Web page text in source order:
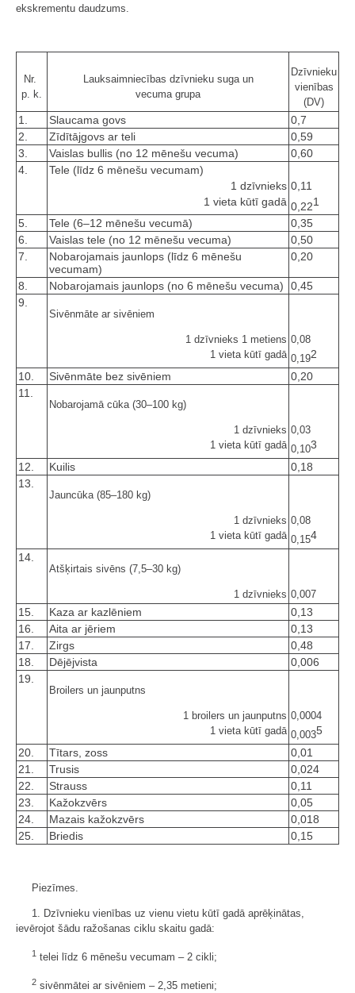
ekskrementu daudzums.
Nr.
p. k.
Lauksaimniecības dzīvnieku suga un
vecuma grupa
Dzīvnieku
vienības
(DV)
1. Slaucama govs
0,7
2.
Zīdītājgovs ar teli
0,59
3.
Vaislas bullis (no 12 mēnešu vecuma)
0,60
4.
Tele (līdz 6 mēnešu vecumam)
1 dzīvnieks 0,11
1 vieta kūtī gadā 0,221
5.
Tele (6–12 mēnešu vecumā)
0,35
6.
Vaislas tele (no 12 mēnešu vecuma)
0,50
7.
Nobarojamais jaunlops (līdz 6 mēnešu
vecumam)
0,20
8. Nobarojamais jaunlops (no 6 mēnešu vecuma)
0,45
9.
Sivēnmāte ar sivēniem
1 dzīvnieks 1 metiens
1 vieta kūtī gadā
0,08
0,192
10.
Sivēnmāte bez sivēniem
0,20
11.
Nobarojamā cūka (30–100 kg)
1 dzīvnieks
1 vieta kūtī gadā
0,03
0,103
12.
Kuilis
0,18
13.
Jauncūka (85–180 kg)
1 dzīvnieks
1 vieta kūtī gadā
0,08
0,154
14.
Atšķirtais sivēns (7,5–30 kg)
1 dzīvnieks 0,007
15. Kaza ar kazlēniem
0,13
16.
Aita ar jēriem
0,13
17.
Zirgs
0,48
18.
Dējējvista
0,006
19.
Broilers un jaunputns
1 broilers un jaunputns
1 vieta kūtī gadā
0,0004
0,0035
20.
Tītars, zoss
0,01
21.
Trusis
0,024
22.
Strauss
0,11
23.
Kažokzvērs
0,05
24.
Mazais kažokzvērs
0,018
25.
Briedis 0,15
Piezīmes.
1. Dzīvnieku vienības uz vienu vietu kūtī gadā aprēķinātas,
ievērojot šādu ražošanas ciklu skaitu gadā:
1 telei līdz 6 mēnešu vecumam – 2 cikli;
2 sivēnmātei ar sivēniem – 2,35 metieni;